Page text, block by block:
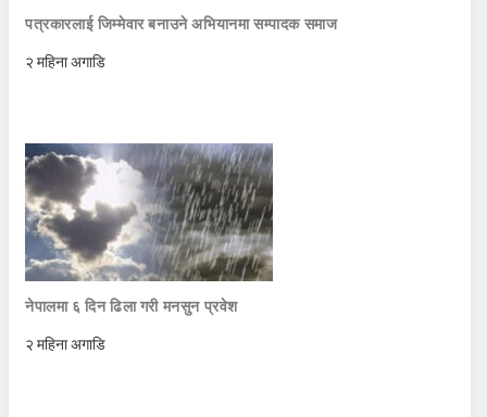
पत्रकारलाई जिम्मेवार बनाउने अभियानमा सम्पादक समाज
२ महिना अगाडि
नेपालमा ६ दिन ढिला गरी मनसुन प्रवेश
२ महिना अगाडि